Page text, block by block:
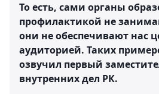
То есть, сами органы
профилактикой не
они не обеспечивают нас
аудиторией. Таких
озвучил первый
внутренних дел РК.